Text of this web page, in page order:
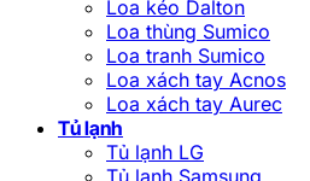
Loa kéo Dalton
Loa thùng Sumico
Loa tranh Sumico
Loa xách tay Acnos
Loa xách tay Aurec
Tủ lạnh
Tủ lạnh LG
Tủ lạnh Samsung